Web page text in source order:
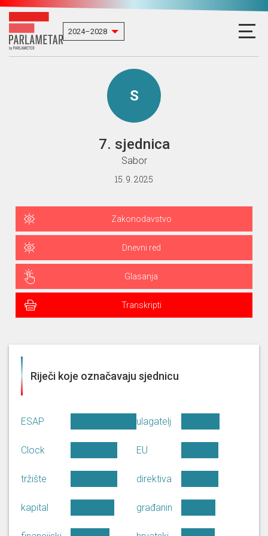
S
7. sjednica
Sabor
15. 9. 2025
Zakonodavstvo
Dnevni red
Glasanja
Transkripti
Riječi koje označavaju sjednicu
ESAP
Clock
tržište
kapital
ulagatelj
EU
direktiva
građanin